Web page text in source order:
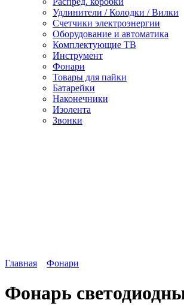
Удлинители / Колодки / Вилки
Счетчики электроэнергии
Оборудование и автоматика
Комплектующие ТВ
Инструмент
Фонари
Товары для пайки
Батарейки
Наконечники
Изолента
Звонки
Главная Фонари
Фонарь